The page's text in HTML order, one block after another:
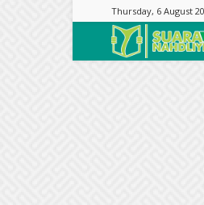
Thursday, 6 August